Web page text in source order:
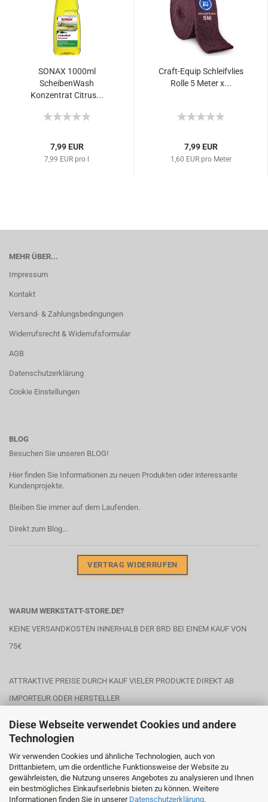
Diese Webseite verwendet Cookies und andere
Technologien
Wir verwenden Cookies und ähnliche Technologien, auch von
Drittanbietern, um die ordentliche Funktionsweise der Website zu
gewährleisten, die Nutzung unseres Angebotes zu analysieren und Ihnen
ein bestmögliches Einkaufserlebnis bieten zu können. Weitere
Informationen finden Sie in unserer Datenschutzerklärung.
SONAX 1000ml
ScheibenWash
Konzentrat Citrus...
7,99 EUR
7,99 EUR pro l
Craft-Equip Schleifvlies
Rolle 5 Meter x...
7,99 EUR
1,60 EUR pro Meter
MEHR ÜBER...
Impressum
Kontakt
Versand- & Zahlungsbedingungen
Widerrufsrecht & Widerrufsformular
AGB
Datenschutzerklärung
Cookie Einstellungen
BLOG
Besuchen Sie unseren BLOG!
Hier finden Sie Informationen zu neuen Produkten oder interessante
Kundenprojekte.
Bleiben Sie immer auf dem Laufenden.
Direkt zum Blog...
VERTRAG WIDERRUFEN
WARUM WERKSTATT-STORE.DE?
KEINE VERSANDKOSTEN INNERHALB DER BRD BEI EINEM KAUF VON
75€
ATTRAKTIVE PREISE DURCH KAUF VIELER PRODUKTE DIREKT AB
IMPORTEUR ODER HERSTELLER